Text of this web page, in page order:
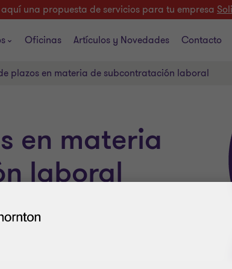
una propuesta de servicios para tu empresa
Oficinas Artículos y Novedades Contacto
plazos en materia de subcontratación laboral
en materia
laboral